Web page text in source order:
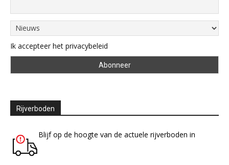
Ik accepteer het privacybeleid
Rijverboden
Blijf op de hoogte van de actuele rijverboden in